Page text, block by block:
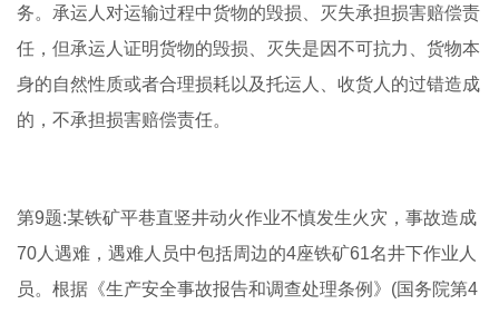
务。承运人对运输过程中货物的毁损、灭失承担损害赔偿责
任，但承运人证明货物的毁损、灭失是因不可抗力、货物本
身的自然性质或者合理损耗以及托运人、收货人的过错造成
的，不承担损害赔偿责任。
第9题:某铁矿平巷直竖井动火作业不慎发生火灾，事故造成
70人遇难，遇难人员中包括周边的4座铁矿61名井下作业人
员。根据《生产安全事故报告和调查处理条例》(国务院第4